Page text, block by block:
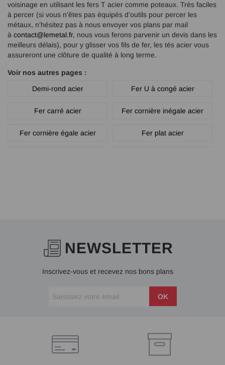
voisinage en utilisant les fers T acier comme poteaux. Très faciles
à percer (si vous n’êtes pas équipés d’outils pour percer les
métaux, n’hésitez pas à nous envoyer vos plans par mail
à contact@lemetal.fr, nous vous ferons parvenir un devis dans les
meilleurs délais), pour y glisser vos fils de fer, les tés acier vous
assureront une clôture de qualité à long terme.
Voir nos autres pages :
Demi-rond acier
Fer U à congé acier
Fer carré acier Fer cornière inégale acier
Fer cornière égale acier Fer plat acier
NEWSLETTER
Inscrivez-vous et recevez nos bons plans
OK